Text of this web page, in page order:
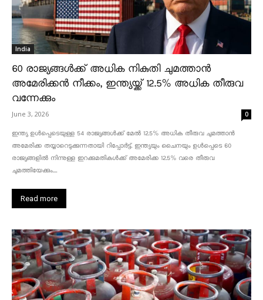
India
60 രാജ്യങ്ങൾക്ക് അധിക നികുതി ചുമത്താൻ
അമേരിക്കൻ നീക്കം, ഇന്ത്യയ്ക്ക് 12.5% അധിക തീരുവ
വന്നേക്കും
June 3, 2026 0
ഇന്ത്യ ഉൾപ്പെടെയുള്ള 54 രാജ്യങ്ങൾക്ക് മേൽ 12.5% അധിക തീരുവ ചുമത്താൻ
അമേരിക്ക തയ്യാറെടുക്കുന്നതായി റിപ്പോർട്ട്. ഇന്ത്യയും ചൈനയും ഉൾപ്പെടെ 60
രാജ്യങ്ങളിൽ നിന്നുള്ള ഇറക്കുമതികൾക്ക് അമേരിക്ക 12.5% ​​വരെ തീരുവ
ചുമത്തിയേക്കും....
Read more